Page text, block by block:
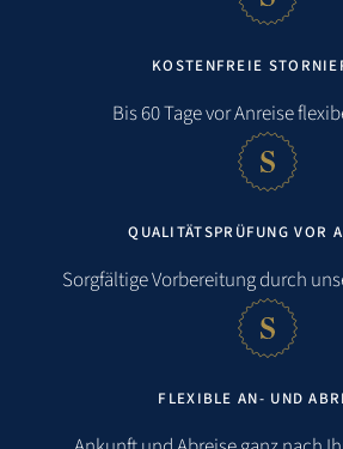
Entfernungen
Einkaufsmöglichkeit:
KOSTENFREIE
Bis 60 Tage vor Anreise
QUALITÄTSPRÜFUNG VOR
Sorgfältige Vorbereitung durch
FLEXIBLE AN- UND